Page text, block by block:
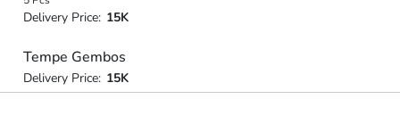
Delivery Price: 15K
Tempe Gembos
Delivery Price: 15K